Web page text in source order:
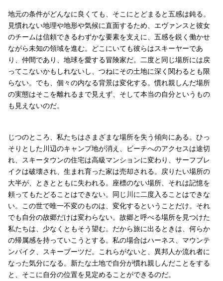
地元の条件がどんなに良くても、そこにとどまると五感は鈍る。
見慣れない地理や地形や気候に直面するため、エヴァンスと彼女
のチームは信頼できるわずかな要素を支えに、五感を鋭く働かせ
ながら未知の領域を進む。どこにいても彼らはスキーヤーであ
り、仲間であり、地球を愛する冒険家だ。二度と同じ場所には戻
ってこないかもしれないし、つねにその土地に深く関わるとも限
らない。でも、個々の内なる背景は変化する。慣れ親しんだ場所
の実態はそこを離れるまで見えず、そして本当の自分というもの
も見えないのだ。
じつのところ、私たちはさまざまな場所を失う傾向にある。ひっ
そりとした川辺のキャンプ地が消え、ビーチへのアクセスは途切
れ、スキータウンの住宅は高級マンションに変わり、サーフブレ
イクは破壊され、生まれ育った家は売却される。戻りたい場所の
大半が、ときとともに失われる。座標のない場所、それは記憶を
頼ってもたどることはできない。同じ川に二度入ることはできな
い。この世で唯一不変のものは、変化するということだけ。それ
でも自分の故郷だけは変わらない。故郷と呼べる場所を見つけた
私たちは、少なくともそう望む。だから旅に出るときは、何らか
の帰属感を持っていこうとする。私の場合はハーネス、マウンテ
ンバイク、スキーブーツだ。これらがないと、異邦人か流れ者に
なった気分になる。新たな土地で自分が慣れ親しんだことをする
と、そこに自分の位置を見定めることができるのだ。